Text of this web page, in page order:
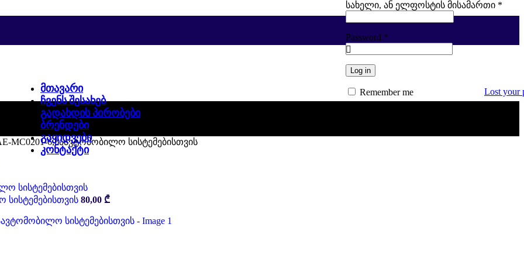
სახელი, ან ელფოსტის მისამართი *
Password *
Log in
Lost your
Remember me
ᲛᲗᲐᲕᲐᲠᲘ
ᲩᲕᲔᲜᲡ ᲨᲔᲡᲐᲮᲔᲑ
ᲒᲐᲓᲐᲮᲓᲘᲡ ᲞᲘᲠᲝᲑᲔᲑᲘ
ᲑᲠᲔᲜᲓᲔᲑᲘ
ᲒᲐᲧᲘᲓᲕᲔᲑᲘ
ᲙᲝᲜᲢᲐᲥᲢᲘ
MC0201-6,საავტომობილო სისტემებისთვის
სისტემებისთვის 80,00 ₾